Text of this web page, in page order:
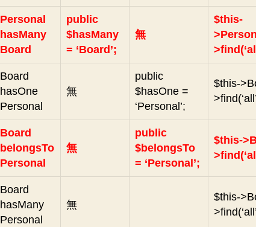
Personal
hasMany
Board
public
$hasMany
= ‘Board’;
無
$this-
Board
hasOne
Personal
無
public
$hasOne =
‘Personal’;
$this-
Board
belongsTo
Personal
無
public
$belongsTo
= ‘Personal’;
$this-
Board
hasMany
Personal
無
$this-